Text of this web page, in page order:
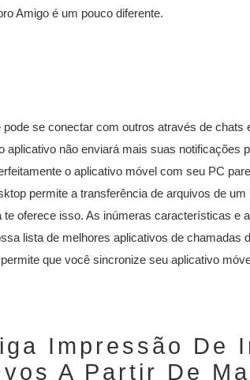
Amigo é um pouco diferente.
se conectar com outros através de
aplicativo não enviará mais suas notificações
o aplicativo móvel com seu PC
permite a transferência de arquivos de
oferece isso. As inúmeras características e
lista de melhores aplicativos de chamadas
que você sincronize seu aplicativo
Impressão De
A Partir De